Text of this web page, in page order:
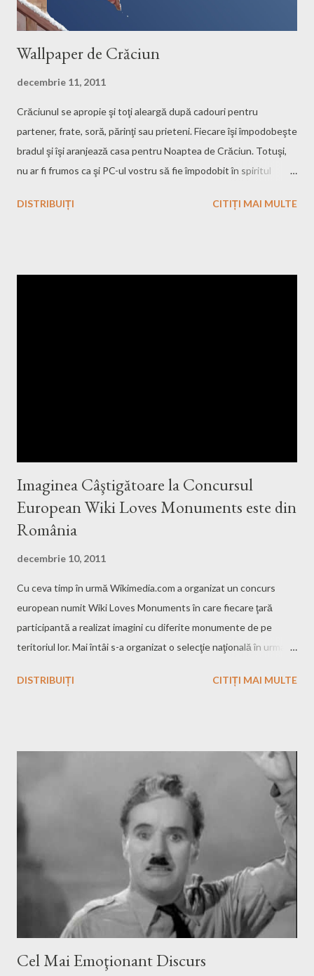
Wallpaper de Crăciun
decembrie 11, 2011
Crăciunul se apropie şi toţi aleargă după cadouri pentru
partener, frate, soră, părinţi sau prieteni. Fiecare îşi împodobeşte
bradul şi îşi aranjează casa pentru Noaptea de Crăciun. Totuşi,
nu ar fi frumos ca şi PC-ul vostru să fie împodobit în spiritul
LED-uri, îngeraşi atunci cel mai bine ar fi să-ţi pui pe Desktop un
DISTRIBUIȚI CITIȚI MAI MULTE
Imaginea Câştigătoare la Concursul
European Wiki Loves Monuments este din
România
decembrie 10, 2011
Cu ceva timp în urmă Wikimedia.com a organizat un concurs
european numit Wiki Loves Monuments în care fiecare ţară
participantă a realizat imagini cu diferite monumente de pe
teritoriul lor. Mai întâi s-a organizat o selecţie naţională în urma
desfăşurat concursul european. Imaginea câştigătoare este din
DISTRIBUIȚI CITIȚI MAI MULTE
Cel Mai Emoţionant Discurs